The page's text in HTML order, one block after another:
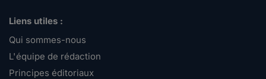
Liens utiles :
Qui sommes-nous
L'équipe de rédaction
Principes éditoriaux